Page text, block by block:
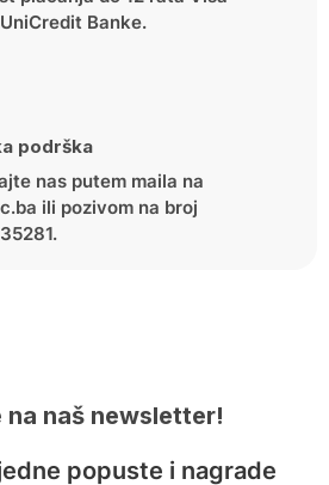
Banke.
podrška
nas putem maila na
ili pozivom na broj
na naš newsletter!
popuste i nagrade